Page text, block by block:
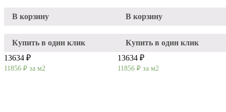
В корзину
Купить в один клик
13634 ₽
11856 ₽ за м2
В корзину
Купить в один клик
13634 ₽
11856 ₽ за м2